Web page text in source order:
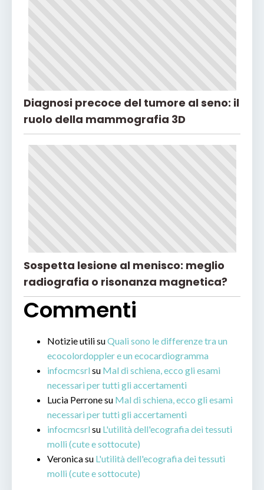
Diagnosi precoce del tumore al seno: il
ruolo della mammografia 3D
Sospetta lesione al menisco: meglio
radiografia o risonanza magnetica?
Commenti
Notizie utilisuQuali sono le differenze tra un
ecocolordoppler e un ecocardiogramma
infocmcsrl su Mal di schiena, ecco gli esami
necessari per tutti gli accertamenti
Lucia Perronesu Mal di schiena, ecco gli esami
necessari per tutti gli accertamenti
infocmcsrl su L'utilità dell'ecografia dei tessuti
molli (cute e sottocute)
Veronicasu L'utilità dell'ecografia dei tessuti
molli (cute e sottocute)